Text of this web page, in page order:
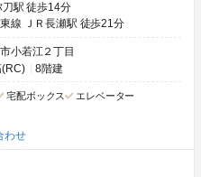
駅 徒歩14分
線 ＪＲ長瀬駅 徒歩21分
小若江２丁目
8階建
宅配ボックス エレベーター
わせ